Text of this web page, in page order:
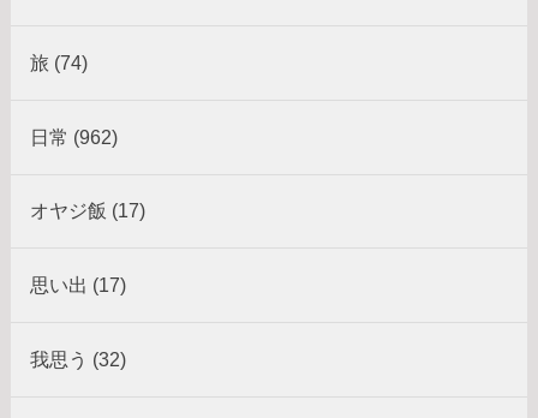
旅 (74)
日常 (962)
オヤジ飯 (17)
思い出 (17)
我思う (32)